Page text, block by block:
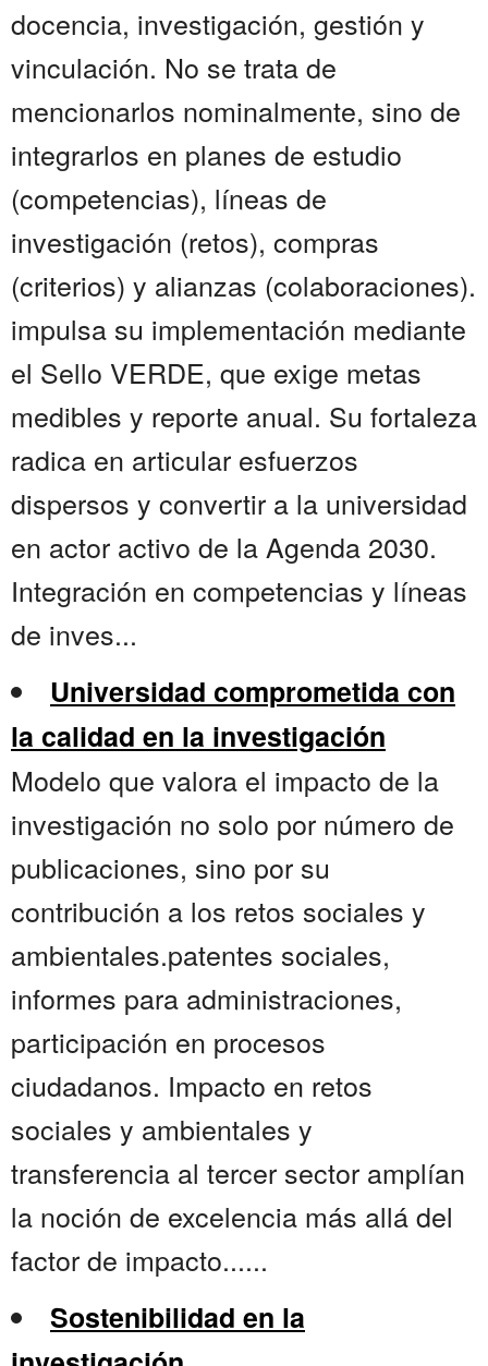
docencia, investigación, gestión y
vinculación. No se trata de
mencionarlos nominalmente, sino de
integrarlos en planes de estudio
(competencias), líneas de
investigación (retos), compras
(criterios) y alianzas (colaboraciones).
impulsa su implementación mediante
el Sello VERDE, que exige metas
medibles y reporte anual. Su fortaleza
radica en articular esfuerzos
dispersos y convertir a la universidad
en actor activo de la Agenda 2030.
Integración en competencias y líneas
de inves...
Universidad comprometida con
la calidad en la investigación
Modelo que valora el impacto de la
investigación no solo por número de
publicaciones, sino por su
contribución a los retos sociales y
ambientales.patentes sociales,
informes para administraciones,
participación en procesos
ciudadanos. Impacto en retos
sociales y ambientales y
transferencia al tercer sector amplían
la noción de excelencia más allá del
factor de impacto......
Sostenibilidad en la